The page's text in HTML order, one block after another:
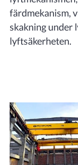
färdmekanism,
skakning under
lyftsäkerheten.